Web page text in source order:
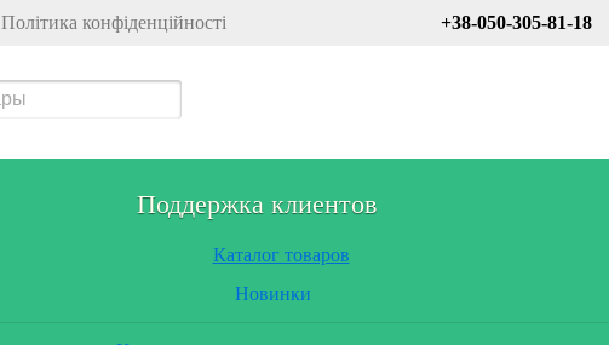
Політика конфіденційності +38-050-305-81-18
Поддержка клиентов
Каталог товаров
Новинки